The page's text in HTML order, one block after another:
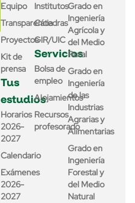
Equipo
Transparencia
Proyectos
Kit de
prensa
Tus
estudios
Horarios
2026-
2027
Calendario
Exámenes
2026-
2027
Institutos
Cátedras
GIR/UIC
Servicios
Bolsa de
empleo
Alojamientos
Recursos
profesorado
Grado en
Ingeniería
Agrícola y
del Medio
Rural
Grado en
Ingeniería
de las
Industrias
Agrarias y
Alimentarias
Grado en
Ingeniería
Forestal y
del Medio
Natural